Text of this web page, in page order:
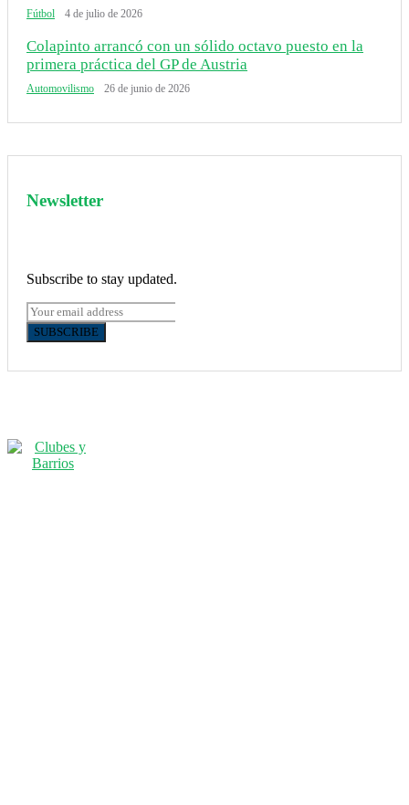
Fútbol 4 de julio de 2026
Colapinto arrancó con un sólido octavo puesto en la
primera práctica del GP de Austria
Automovilismo 26 de junio de 2026
Newsletter
Subscribe to stay updated.
SUBSCRIBE